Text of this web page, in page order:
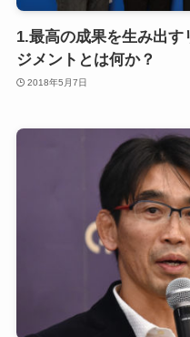
1.最高の成果を生み出
ジメントとは何か？
2018年5月7日